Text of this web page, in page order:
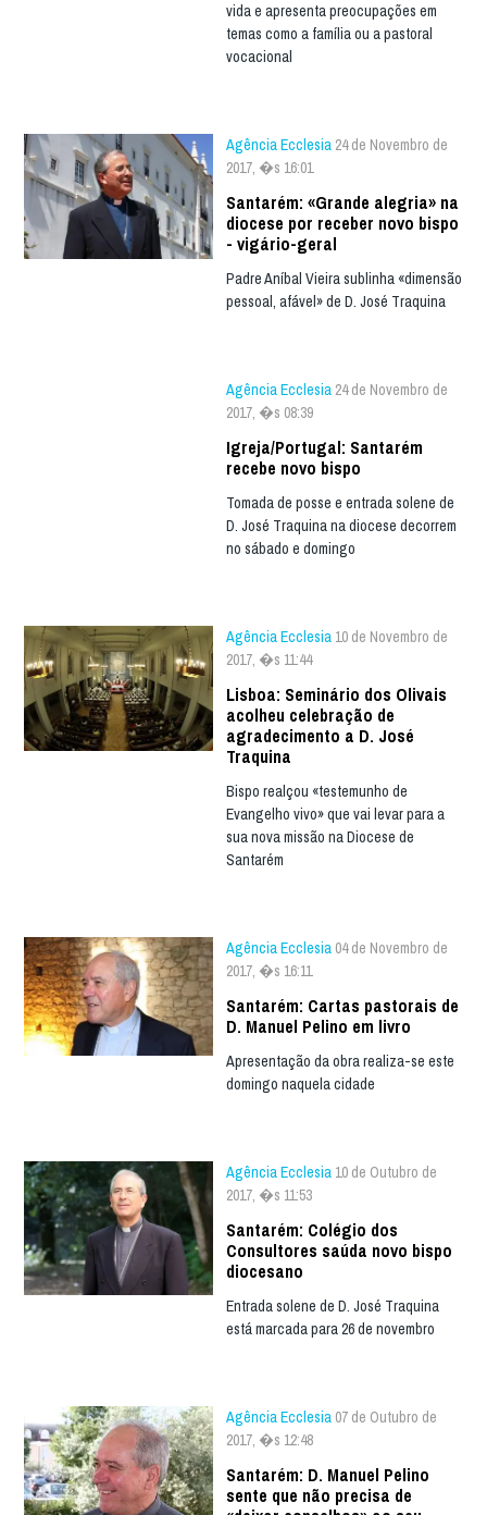
vida e apresenta preocupações em
temas como a família ou a pastoral
vocacional
Agência Ecclesia 24 de Novembro de
2017, �s 16:01
Santarém: «Grande alegria» na
diocese por receber novo bispo
- vigário-geral
Padre Aníbal Vieira sublinha «dimensão
pessoal, afável» de D. José Traquina
Agência Ecclesia 24 de Novembro de
2017, �s 08:39
Igreja/Portugal: Santarém
recebe novo bispo
Tomada de posse e entrada solene de
D. José Traquina na diocese decorrem
no sábado e domingo
Agência Ecclesia 10 de Novembro de
2017, �s 11:44
Lisboa: Seminário dos Olivais
acolheu celebração de
agradecimento a D. José
Traquina
Bispo realçou «testemunho de
Evangelho vivo» que vai levar para a
sua nova missão na Diocese de
Santarém
Agência Ecclesia 04 de Novembro de
2017, �s 16:11
Santarém: Cartas pastorais de
D. Manuel Pelino em livro
Apresentação da obra realiza-se este
domingo naquela cidade
Agência Ecclesia 10 de Outubro de
2017, �s 11:53
Santarém: Colégio dos
Consultores saúda novo bispo
diocesano
Entrada solene de D. José Traquina
está marcada para 26 de novembro
Agência Ecclesia 07 de Outubro de
2017, �s 12:48
Santarém: D. Manuel Pelino
sente que não precisa de